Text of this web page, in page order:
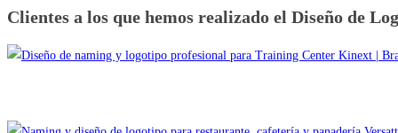
Clientes a los que hemos realizado el Diseño de